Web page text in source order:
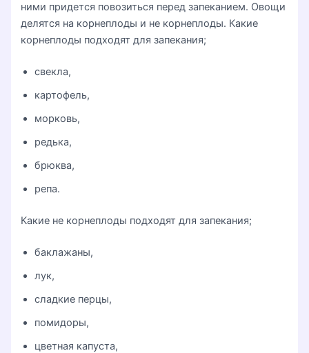
ними придется повозиться перед запеканием. Овощи
делятся на корнеплоды и не корнеплоды. Какие
корнеплоды подходят для запекания;
свекла,
картофель,
морковь,
редька,
брюква,
репа.
Какие не корнеплоды подходят для запекания;
баклажаны,
лук,
сладкие перцы,
помидоры,
цветная капуста,